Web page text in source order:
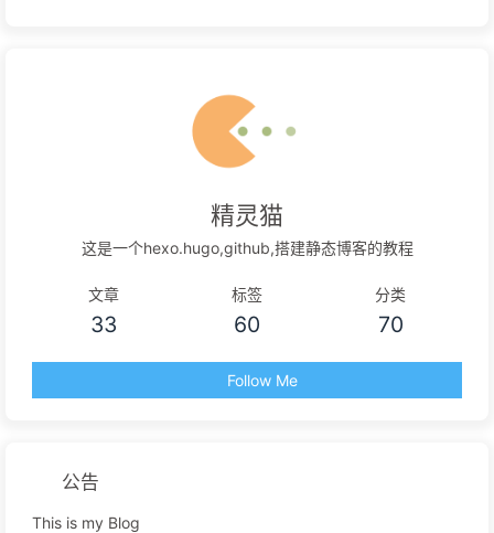
精灵猫
这是一个hexo.hugo,github,搭建静态博客的教程
文章
33
标签
60
分类
70
Follow Me
公告
This is my Blog